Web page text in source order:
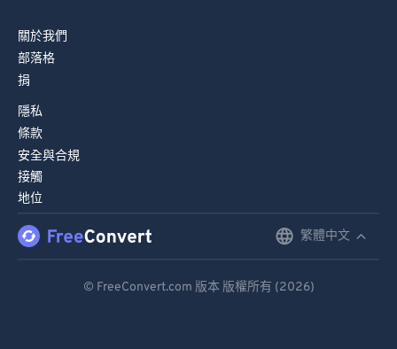
關於我們
部落格
捐
隱私
條款
安全與合規
接觸
地位
繁體中文
© FreeConvert.com 版本 版權所有 (2026)